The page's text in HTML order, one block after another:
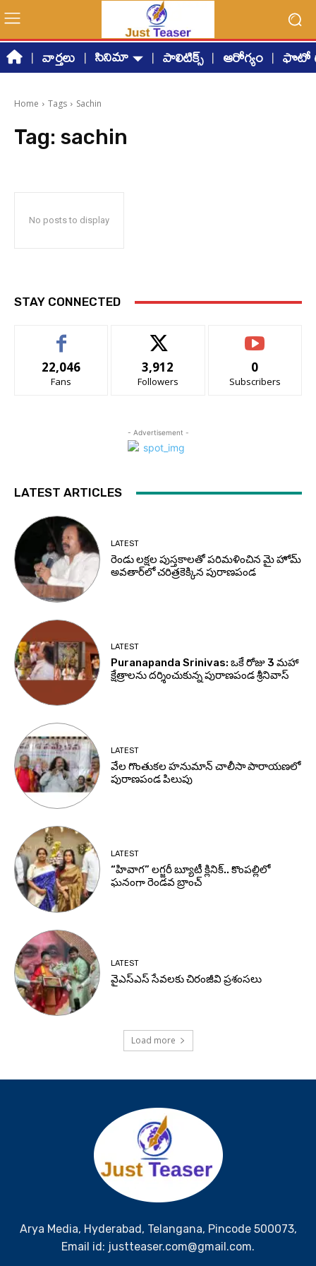
వార్తలు సినిమా పాలిటిక్స్ ఆరోగ్యం ఫొటో
Home Tags Sachin
Tag: sachin
No posts to display
STAY CONNECTED
22,046
Fans
3,912
Followers
0
Subscribers
- Advertisement -
LATEST ARTICLES
LATEST
రెండు లక్షల పుస్తకాలతో పరిమళించిన మై హోమ్
అవతార్‌లో చరిత్రకెక్కిన పురాణపండ
LATEST
Puranapanda Srinivas: ఒకే రోజు 3 మహా
క్షేత్రాలను దర్శించుకున్న పురాణపండ శ్రీనివాస్
LATEST
వేల గొంతుకల హనుమాన్ చాలీసా పారాయణలో
పురాణపండ పిలుపు
LATEST
“హివాగ” లగ్జరీ బ్యూటీ క్లినిక్.. కొంపల్లిలో
ఘనంగా రెండవ బ్రాంచ్
LATEST
వైఎస్ఎస్ సేవలకు చిరంజీవి ప్రశంసలు
Load more
Arya Media, Hyderabad, Telangana, Pincode 500073,
Email id: justteaser.com@gmail.com.